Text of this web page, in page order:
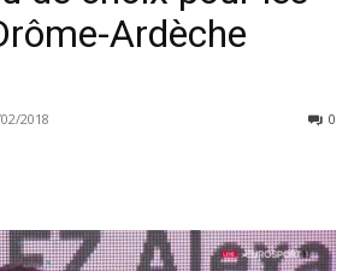
Ardèche
2018 0